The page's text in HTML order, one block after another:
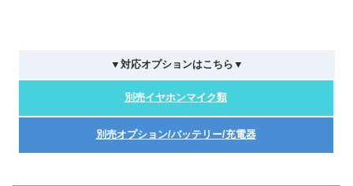
▼対応オプションはこちら▼
別売イヤホンマイク類
別売オプション/バッテリー/充電器